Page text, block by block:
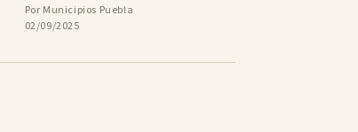
Por Municipios Puebla
02/09/2025